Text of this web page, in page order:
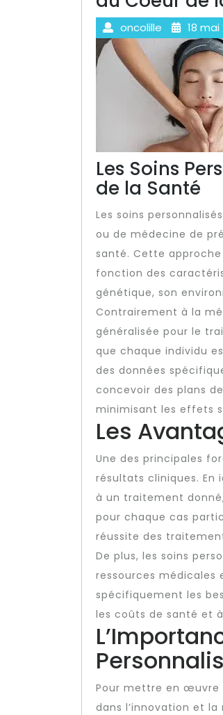
oncolille 18 mai
Les Soins
de la Santé
Les soins
ou de médecine de
santé. Cette
fonction des
génétique, son
Contrairement à la
généralisée pour le
que chaque individu
des données
concevoir des plans
minimisant les effets
Les
Une des principales
résultats cliniques.
à un traitement
pour chaque cas
réussite des
De plus, les soins
ressources
spécifiquement les
les coûts de santé et
Pour mettre en œuvre
dans l’innovation et